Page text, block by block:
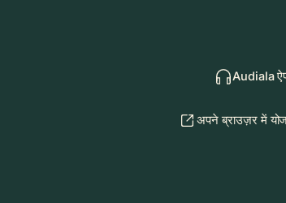
Audiala
अपने ब्राउज़र में